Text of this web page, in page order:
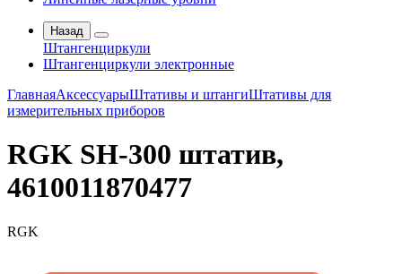
Назад
Штангенциркули
Штангенциркули электронные
ГлавнаяАксессуарыШтативы и штангиШтативы для
измерительных приборов
RGK SH-300 штатив,
4610011870477
RGK